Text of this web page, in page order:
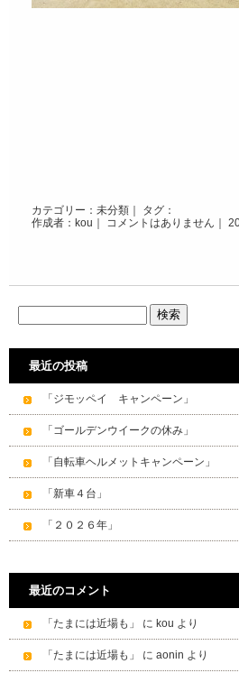
カテゴリー： 未分類 ｜ タグ：
作成者：kou｜ コメントはありません ｜
最近の投稿
「ジモッペイ キャンペーン」
「ゴールデンウイークの休み」
「自転車ヘルメットキャンペーン」
「新車４台」
「２０２６年」
最近のコメント
「たまには近場も」 に kou より
「たまには近場も」 に aonin より